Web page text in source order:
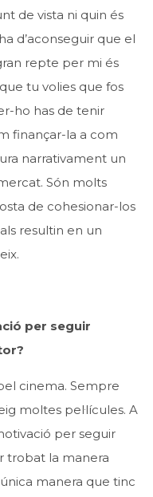
de vista ni quin és
d’aconseguir que el
repte per mi és
tu volies que fos
ho has de tenir
finançar-la a com
narrativament un
Són molts
de cohesionar-los
resultin en un
per seguir
cinema. Sempre
moltes pel·lícules. A
per seguir
trobat la manera
manera que tinc